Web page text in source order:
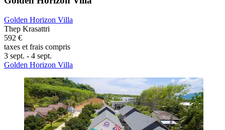
Golden Horizon Villa
Thep Krasattri
592 €
taxes et frais compris
3 sept. - 4 sept.
Golden Horizon Villa